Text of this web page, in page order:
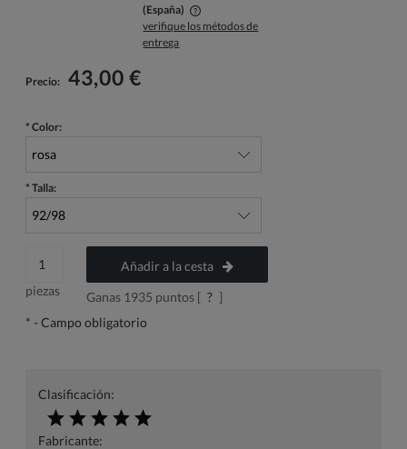
(España)
El precio no incluye los posibles gastos de pago
verifique los métodos de
entrega
Precio: 43,00 €
* Color:
* Talla:
piezas
Añadir a la cesta
Ganas 1935 puntos [ ? ]
* - Campo obligatorio
Clasificación:
Fabricante: